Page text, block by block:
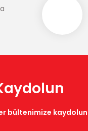
bültenimize kaydolun